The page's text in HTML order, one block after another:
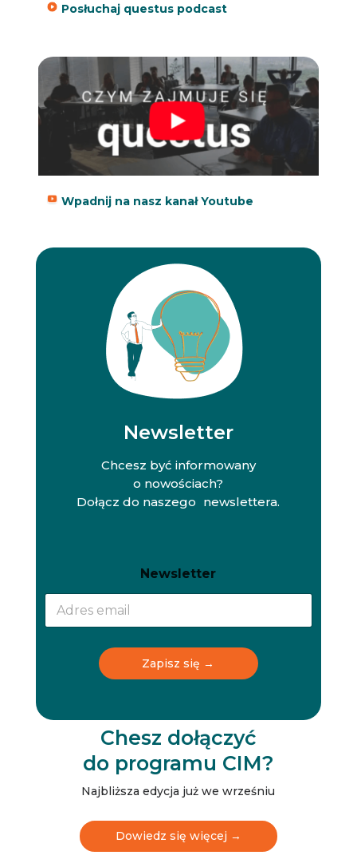
Posłuchaj questus podcast
Wpadnij na nasz kanał Youtube
Newsletter
Chcesz być informowany
o nowościach?
Dołącz do naszego newslettera.
e
w
t
e
e
w
s
l
e
t
e
r
e
w
t
e
Newsletter
Zapisz się →
Chesz dołączyć
do programu CIM?
Najbliższa edycja już we wrześniu
Dowiedz się więcej →